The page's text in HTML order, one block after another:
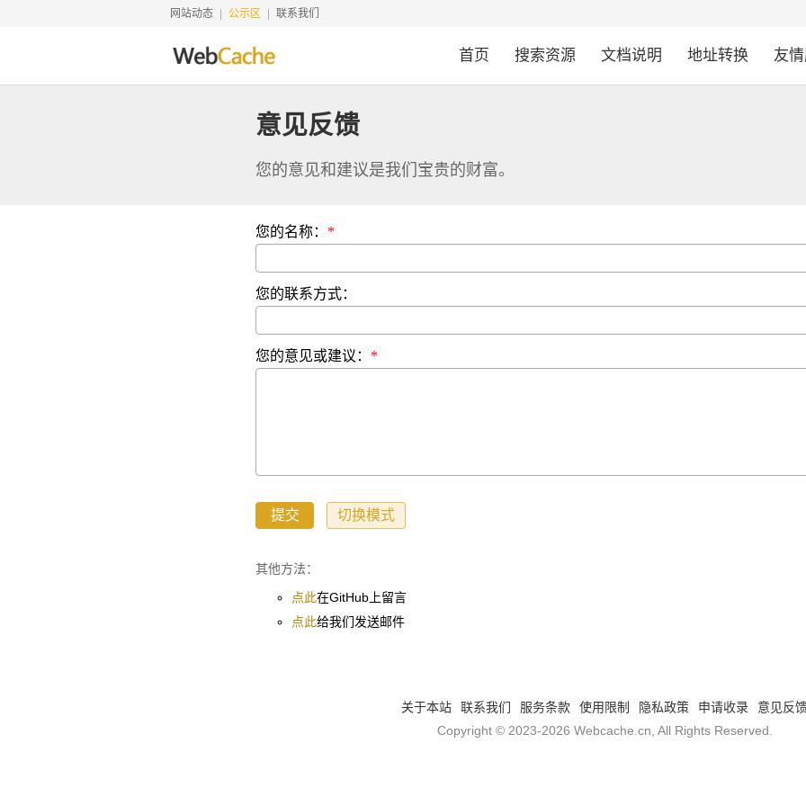
网站动态 公示区 联系我们
首页 搜索资源 文档说明 地址转换 友
意见反馈
您的意见和建议是我们宝贵的财富。
您的名称：
您的联系方式：
您的意见或建议：
其他方法：
点此在GitHub上留言
点此给我们发送邮件
关于本站 联系我们 服务条款 使用限制 隐私政策 申请收录
意见反
Copyright © 2023-2026 Webcache.cn , All Rights Reserved.